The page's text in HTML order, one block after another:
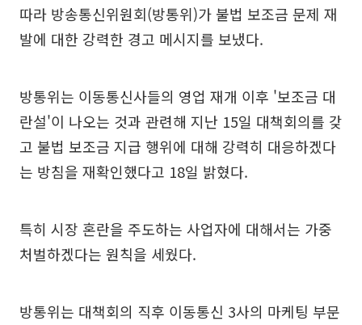
따라 방송통신위원회(방통위)가 불법 보조금 문제 재
발에 대한 강력한 경고 메시지를 보냈다.
방통위는 이동통신사들의 영업 재개 이후 '보조금 대
란설'이 나오는 것과 관련해 지난 15일 대책회의를 갖
고 불법 보조금 지급 행위에 대해 강력히 대응하겠다
는 방침을 재확인했다고 18일 밝혔다.
특히 시장 혼란을 주도하는 사업자에 대해서는 가중
처벌하겠다는 원칙을 세웠다.
방통위는 대책회의 직후 이동통신 3사의 마케팅 부문